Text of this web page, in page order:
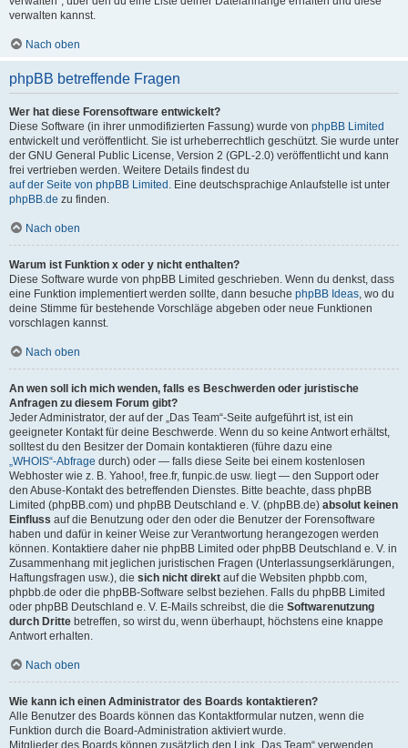
verwalten kannst.
Nach oben
phpBB betreffende Fragen
Wer hat diese Forensoftware entwickelt?
Diese Software (in ihrer unmodifizierten Fassung) wurde von phpBB Limited
entwickelt und veröffentlicht. Sie ist urheberrechtlich geschützt. Sie wurde unter
der GNU General Public License, Version 2 (GPL-2.0) veröffentlicht und kann
frei vertrieben werden. Weitere Details findest du
auf der Seite von phpBB Limited . Eine deutschsprachige Anlaufstelle ist unter
phpBB.de zu finden.
Nach oben
Warum ist Funktion x oder y nicht enthalten?
Diese Software wurde von phpBB Limited geschrieben. Wenn du denkst, dass
eine Funktion implementiert werden sollte, dann besuche phpBB Ideas, wo du
deine Stimme für bestehende Vorschläge abgeben oder neue Funktionen
vorschlagen kannst.
Nach oben
An wen soll ich mich wenden, falls es Beschwerden oder juristische
Anfragen zu diesem Forum gibt?
Jeder Administrator, der auf der „Das Team“-Seite aufgeführt ist, ist ein
geeigneter Kontakt für deine Beschwerde. Wenn du so keine Antwort erhältst,
solltest du den Besitzer der Domain kontaktieren (führe dazu eine
„WHOIS“-Abfrage durch) oder — falls diese Seite bei einem kostenlosen
Webhoster wie z. B. Yahoo!, free.fr, funpic.de usw. liegt — den Support oder
den Abuse-Kontakt des betreffenden Dienstes. Bitte beachte, dass phpBB
Limited (phpBB.com) und phpBB Deutschland e. V. (phpBB.de) absolut keinen
Einfluss auf die Benutzung oder den oder die Benutzer der Forensoftware
haben und dafür in keiner Weise zur Verantwortung herangezogen werden
können. Kontaktiere daher nie phpBB Limited oder phpBB Deutschland e. V. in
Zusammenhang mit jeglichen juristischen Fragen (Unterlassungserklärungen,
Haftungsfragen usw.), die sich nicht direkt auf die Websiten phpbb.com,
phpbb.de oder die phpBB-Software selbst beziehen. Falls du phpBB Limited
oder phpBB Deutschland e. V. E-Mails schreibst, die die Softwarenutzung
durch Dritte betreffen, so wirst du, wenn überhaupt, höchstens eine knappe
Antwort erhalten.
Nach oben
Wie kann ich einen Administrator des Boards kontaktieren?
Alle Benutzer des Boards können das Kontaktformular nutzen, wenn die
Funktion durch die Board-Administration aktiviert wurde.
Mitglieder des Boards können zusätzlich den Link „Das Team“ verwenden.